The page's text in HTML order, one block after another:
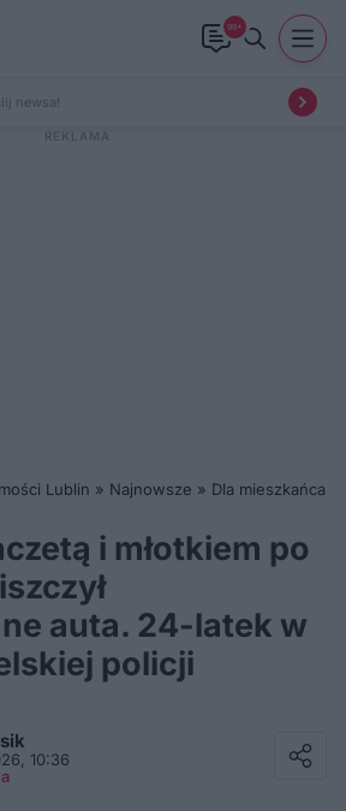
99+
newsa!
Lublin » Najnowsze » Dla mieszkańca
i młotkiem po
auta. 24-latek w
policji
10:36